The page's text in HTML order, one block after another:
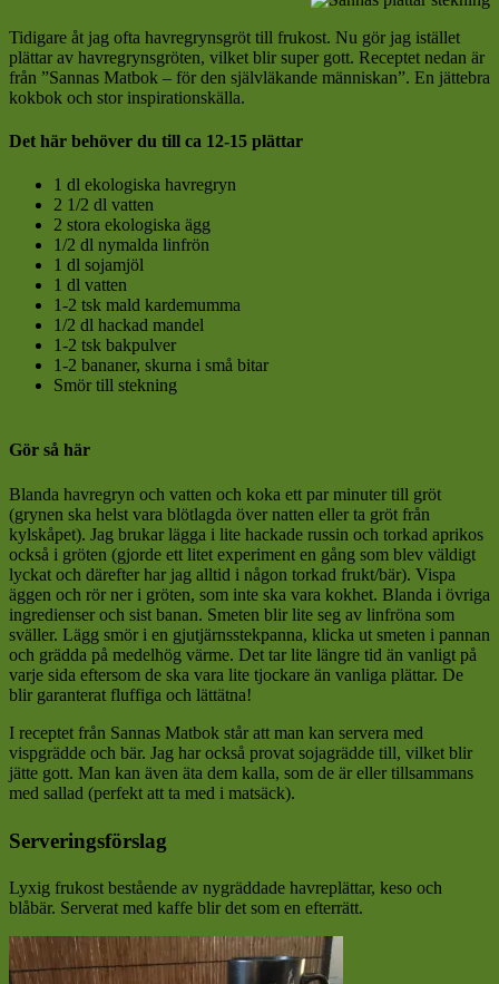
Tidigare åt jag ofta havregrynsgröt till frukost. Nu gör jag istället
plättar av havregrynsgröten, vilket blir super gott. Receptet nedan är
från ”Sannas Matbok – för den självläkande människan”. En jättebra
kokbok och stor inspirationskälla.
Det här behöver du till ca 12-15 plättar
1 dl ekologiska havregryn
2 1/2 dl vatten
2 stora ekologiska ägg
1/2 dl nymalda linfrön
1 dl sojamjöl
1 dl vatten
1-2 tsk mald kardemumma
1/2 dl hackad mandel
1-2 tsk bakpulver
1-2 bananer, skurna i små bitar
Smör till stekning
Gör så här
Blanda havregryn och vatten och koka ett par minuter till gröt
(grynen ska helst vara blötlagda över natten eller ta gröt från
kylskåpet). Jag brukar lägga i lite hackade russin och torkad aprikos
också i gröten (gjorde ett litet experiment en gång som blev väldigt
lyckat och därefter har jag alltid i någon torkad frukt/bär). Vispa
äggen och rör ner i gröten, som inte ska vara kokhet. Blanda i övriga
ingredienser och sist banan. Smeten blir lite seg av linfröna som
sväller. Lägg smör i en gjutjärnsstekpanna, klicka ut smeten i pannan
och grädda på medelhög värme. Det tar lite längre tid än vanligt på
varje sida eftersom de ska vara lite tjockare än vanliga plättar. De
blir garanterat fluffiga och lättätna!
I receptet från Sannas Matbok står att man kan servera med
vispgrädde och bär. Jag har också provat sojagrädde till, vilket blir
jätte gott. Man kan även äta dem kalla, som de är eller tillsammans
med sallad (perfekt att ta med i matsäck).
Serveringsförslag
Lyxig frukost bestående av nygräddade havreplättar, keso och
blåbär. Serverat med kaffe blir det som en efterrätt.